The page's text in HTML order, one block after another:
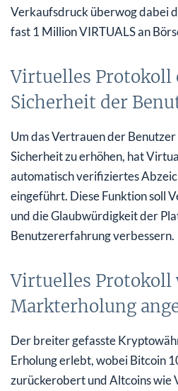
Verkaufsdruck überwog dabei
fast 1 Million VIRTUALS an
Virtuelles Protokoll
Sicherheit der
Um das Vertrauen der
Sicherheit zu erhöhen, hat
automatisch verifiziertes
eingeführt. Diese Funktion soll
und die Glaubwürdigkeit der
Benutzererfahrung verbessern.
Virtuelles Protokoll
Markterholung
Der breiter gefasste
Erholung erlebt, wobei Bitcoin
zurückerobert und Altcoins wie